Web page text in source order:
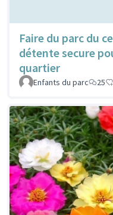
Faire du parc du
détente secure
quartier
Enfants du parc 25